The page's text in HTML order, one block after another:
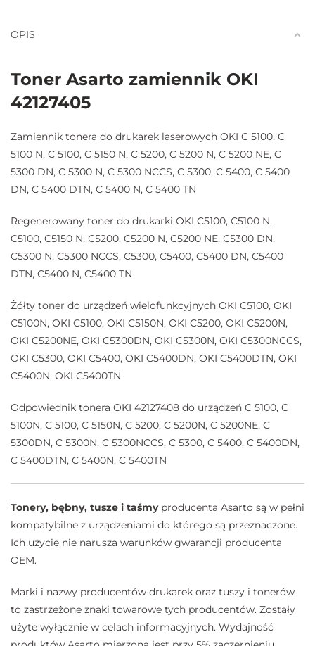
OPIS
Toner Asarto zamiennik OKI
42127405
Zamiennik tonera do drukarek laserowych OKI C 5100, C
5100 N, C 5100, C 5150 N, C 5200, C 5200 N, C 5200 NE, C
5300 DN, C 5300 N, C 5300 NCCS, C 5300, C 5400, C 5400
DN, C 5400 DTN, C 5400 N, C 5400 TN
Regenerowany toner do drukarki OKI C5100, C5100 N,
C5100, C5150 N, C5200, C5200 N, C5200 NE, C5300 DN,
C5300 N, C5300 NCCS, C5300, C5400, C5400 DN, C5400
DTN, C5400 N, C5400 TN
Żółty toner do urządzeń wielofunkcyjnych OKI C5100, OKI
C5100N, OKI C5100, OKI C5150N, OKI C5200, OKI C5200N,
OKI C5200NE, OKI C5300DN, OKI C5300N, OKI C5300NCCS,
OKI C5300, OKI C5400, OKI C5400DN, OKI C5400DTN, OKI
C5400N, OKI C5400TN
Odpowiednik tonera OKI 42127408 do urządzeń C 5100, C
5100N, C 5100, C 5150N, C 5200, C 5200N, C 5200NE, C
5300DN, C 5300N, C 5300NCCS, C 5300, C 5400, C 5400DN,
C 5400DTN, C 5400N, C 5400TN
Tonery, bębny, tusze i taśmyproducenta Asarto są w pełni
kompatybilne z urządzeniami do którego są przeznaczone.
Ich użycie nie narusza warunków gwarancji producenta
OEM.
Marki i nazwy producentów drukarek oraz tuszy i tonerów
to zastrzeżone znaki towarowe tych producentów. Zostały
użyte wyłącznie w celach informacyjnych. Wydajność